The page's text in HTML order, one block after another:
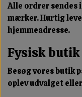
Alle ordrer sendes
mærker. Hurtig
hjemmeadresse.
Fysisk
Besøg vores butik
oplev udvalget